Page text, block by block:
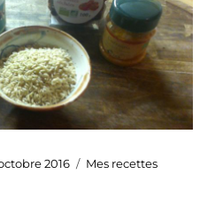
2016 Catégories
Mes recettes